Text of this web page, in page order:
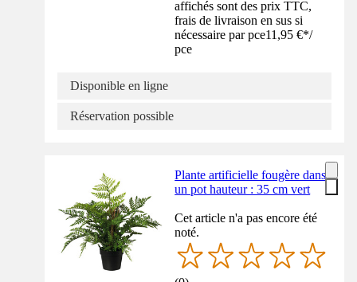
affichés sont des prix TTC,
frais de livraison en sus si
nécessaire par pce11,95 €*/
pce
Disponible en ligne
Réservation possible
Plante artificielle fougère dans
un pot hauteur : 35 cm vert
Cet article n'a pas encore été
noté.